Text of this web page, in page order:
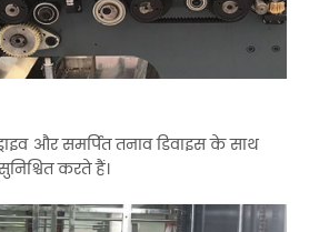
और समर्पित तनाव डिवाइस के साथ
करते हैं।